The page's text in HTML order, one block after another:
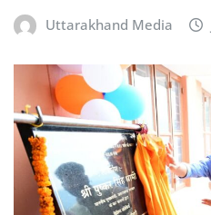
Uttarakhand Media